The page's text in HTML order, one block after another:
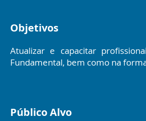
Objetivos
Atualizar e capacitar
Fundamental, bem como na
Público Alvo